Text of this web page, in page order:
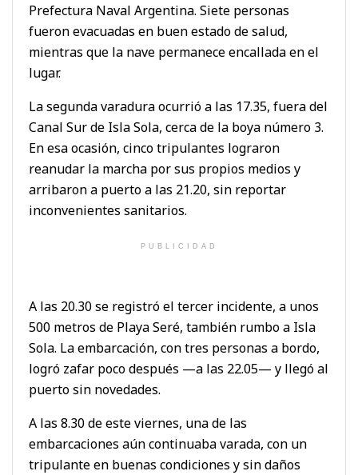
Prefectura Naval Argentina. Siete personas
fueron evacuadas en buen estado de salud,
mientras que la nave permanece encallada en el
lugar.
La segunda varadura ocurrió a las 17.35, fuera del
Canal Sur de Isla Sola, cerca de la boya número 3.
En esa ocasión, cinco tripulantes lograron
reanudar la marcha por sus propios medios y
arribaron a puerto a las 21.20, sin reportar
inconvenientes sanitarios.
PUBLICIDAD
A las 20.30 se registró el tercer incidente, a unos
500 metros de Playa Seré, también rumbo a Isla
Sola. La embarcación, con tres personas a bordo,
logró zafar poco después —a las 22.05— y llegó al
puerto sin novedades.
A las 8.30 de este viernes, una de las
embarcaciones aún continuaba varada, con un
tripulante en buenas condiciones y sin daños